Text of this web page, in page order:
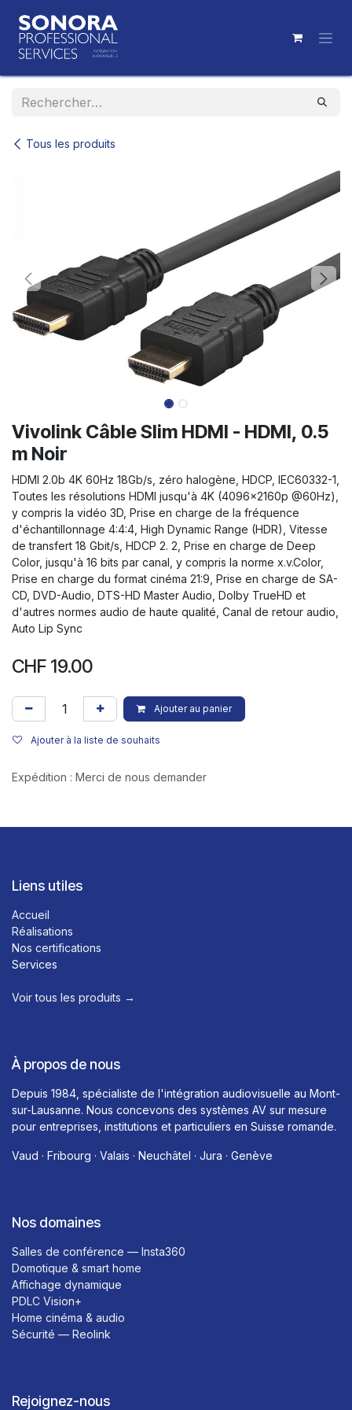
Tous les produits
Vivolink Câble Slim HDMI - HDMI, 0.5
m Noir
HDMI 2.0b 4K 60Hz 18Gb/s, zéro halogène, HDCP, IEC60332-1,
Toutes les résolutions HDMI jusqu'à 4K (4096x2160p @60Hz),
y compris la vidéo 3D, Prise en charge de la fréquence
d'échantillonnage 4:4:4, High Dynamic Range (HDR), Vitesse
de transfert 18 Gbit/s, HDCP 2. 2, Prise en charge de Deep
Color, jusqu'à 16 bits par canal, y compris la norme x.v.Color,
Prise en charge du format cinéma 21:9, Prise en charge de SA-
CD, DVD-Audio, DTS-HD Master Audio, Dolby TrueHD et
d'autres normes audio de haute qualité, Canal de retour audio,
Auto Lip Sync
CHF 19.00
Ajouter au panier
Ajouter à la liste de souhaits
Expédition : Merci de nous demander
Liens utiles
Accueil
Réalisations
Nos certifications
Services
Voir tous les produits →​
À propos de nous
Depuis 1984, spécialiste de l'intégration audiovisuelle au Mont-
sur-Lausanne. Nous concevons des systèmes AV sur mesure
pour entreprises, institutions et particuliers en Suisse romande.
Vaud · Fribourg · Valais · Neuchâtel · Jura · Genève
Nos domaines
Salles de conférence — Insta360
Domotique & smart home
Affichage dynamique
PDLC Vision+
Home cinéma & audio
Sécurité — Reolink
Rejoignez-nous